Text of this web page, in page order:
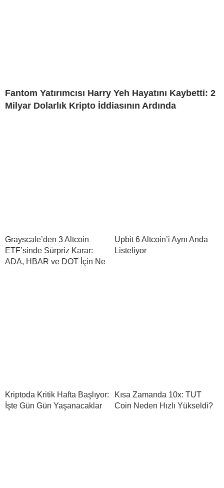
Fantom Yatırımcısı Harry Yeh Hayatını Kaybetti: 2
Milyar Dolarlık Kripto İddiasının Ardında
Grayscale’den 3 Altcoin
ETF’sinde Sürpriz Karar:
ADA, HBAR ve DOT İçin Ne
Upbit 6 Altcoin’i Aynı Anda
Listeliyor
Kriptoda Kritik Hafta Başlıyor:
İşte Gün Gün Yaşanacaklar
Kısa Zamanda 10x: TUT
Coin Neden Hızlı Yükseldi?